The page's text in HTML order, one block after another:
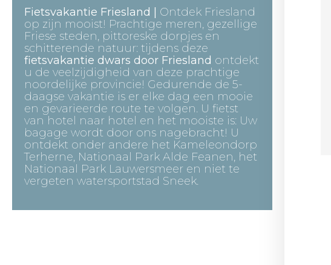
Fietsvakantie Friesland |
Ontdek Friesland
op zijn mooist! Prachtige meren, gezellige
Friese steden, pittoreske dorpjes en
schitterende natuur: tijdens deze
fietsvakantie dwars door Friesland ontdekt
u de veelzijdigheid van deze prachtige
noordelijke provincie! Gedurende de 5-
daagse vakantie is er elke dag een mooie
en gevarieerde route te volgen. U fietst
van hotel naar hotel en het mooiste is: Uw
bagage wordt door ons nagebracht! U
ontdekt onder andere het Kameleondorp
Terherne, Nationaal Park Alde Feanen, het
Nationaal Park Lauwersmeer en niet te
vergeten watersportstad Sneek.